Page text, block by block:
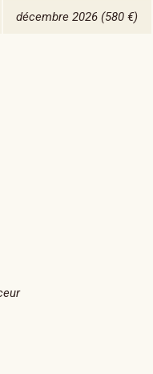
décembre 2026 (580 €)